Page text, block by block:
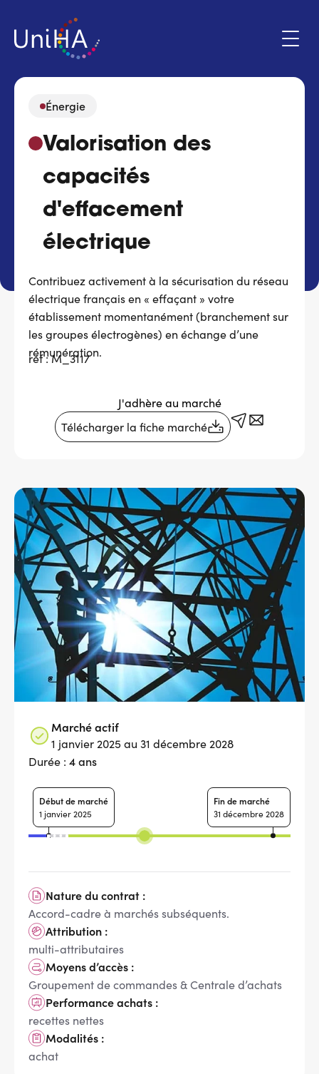
contenu
Menu
du
compte
l'utilisateur
Espace adhérent
Qui sommes-nous ?
Programmes d'action
Actualités & évènements
Services adhérents
Recrutement
Aide & contact
Énergie
Valorisation des
capacités
d'effacement
électrique
Contribuez activement à la sécurisation du réseau
électrique français en « effaçant » votre
établissement momentanément (branchement sur
les groupes électrogènes) en échange d’une
rémunération.
réf : M_3117
J'adhère au marché
Télécharger la fiche marché
Marché actif
1 janvier 2025 au 31 décembre 2028
Durée : 4 ans
Début de marché
1 janvier 2025
Fin de marché
31 décembre 2028
Nature du contrat :
Accord-cadre à marchés subséquents.
Attribution :
multi-attributaires
Moyens d’accès :
Groupement de commandes & Centrale d’achats
Performance achats :
recettes nettes
Modalités :
achat